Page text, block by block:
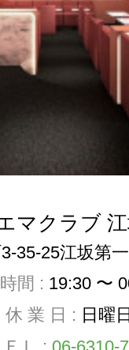
マクラブ
35-25江坂第
間 : 19:30 〜
休 業 日 : 日曜